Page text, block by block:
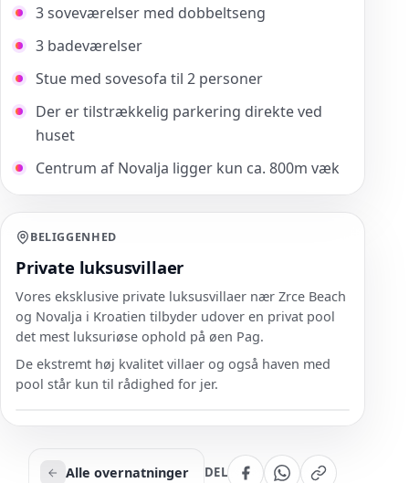
3 soveværelser med dobbeltseng
3 badeværelser
Stue med sovesofa til 2 personer
Der er tilstrækkelig parkering direkte ved
huset
Centrum af Novalja ligger kun ca. 800m væk
BELIGGENHED
Private luksusvillaer
Vores eksklusive private luksusvillaer nær Zrce Beach
og Novalja i Kroatien tilbyder udover en privat pool
det mest luksuriøse ophold på øen Pag.
De ekstremt høj kvalitet villaer og også haven med
pool står kun til rådighed for jer.
Alle overnatninger DEL